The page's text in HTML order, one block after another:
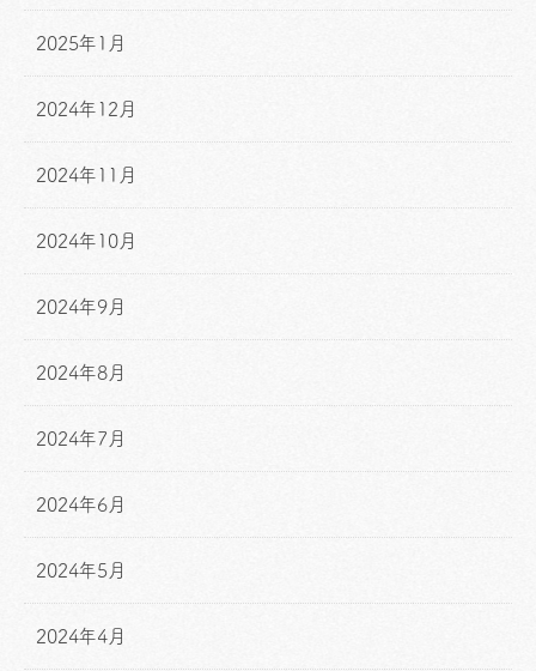
2025年1月
2024年12月
2024年11月
2024年10月
2024年9月
2024年8月
2024年7月
2024年6月
2024年5月
2024年4月